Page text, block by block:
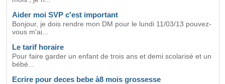
Aider moi SVP c'est important
Bonjour, je dois rendre mon DM pour le lundi 11/03/13 pouvez-
vous m'ai...
Le tarif horaire
Pour faire garder un enfant de trois ans et demi scolarisé et un
bébé...
Ecrire pour deces bebe à8 mois grossesse